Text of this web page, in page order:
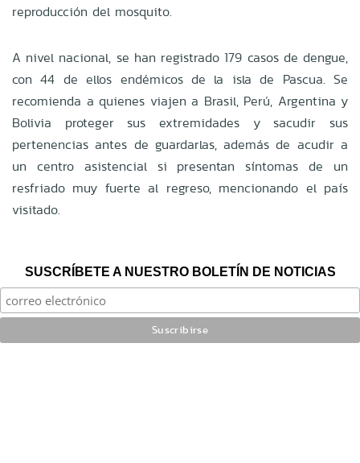
reproducción del mosquito.
A nivel nacional, se han registrado 179 casos de dengue,
con 44 de ellos endémicos de la isla de Pascua. Se
recomienda a quienes viajen a Brasil, Perú, Argentina y
Bolivia proteger sus extremidades y sacudir sus
pertenencias antes de guardarlas, además de acudir a
un centro asistencial si presentan síntomas de un
resfriado muy fuerte al regreso, mencionando el país
visitado.
SUSCRÍBETE A NUESTRO BOLETÍN DE NOTICIAS